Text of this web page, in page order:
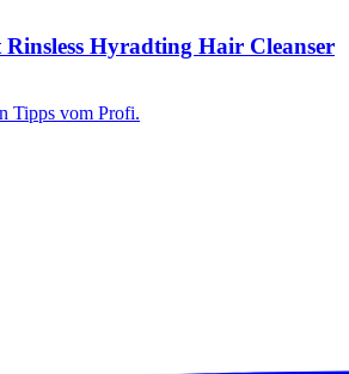
Hyradting Hair Cleanser